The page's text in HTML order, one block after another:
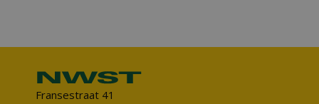
Fransestraat 41